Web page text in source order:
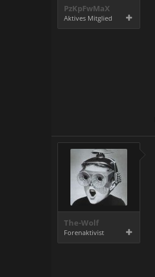
PzKpFwMaX
Aktives Mitglied
The-Wolf
Forenaktivist